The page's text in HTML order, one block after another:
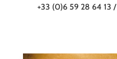
+33 (0)6 59 28 64 13